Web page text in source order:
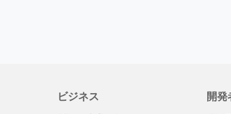
ビジネス 開